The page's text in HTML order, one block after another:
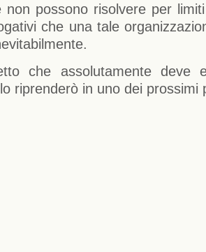
non possono risolvere per
che una tale
che assolutamente deve
riprenderò in uno dei prossimi